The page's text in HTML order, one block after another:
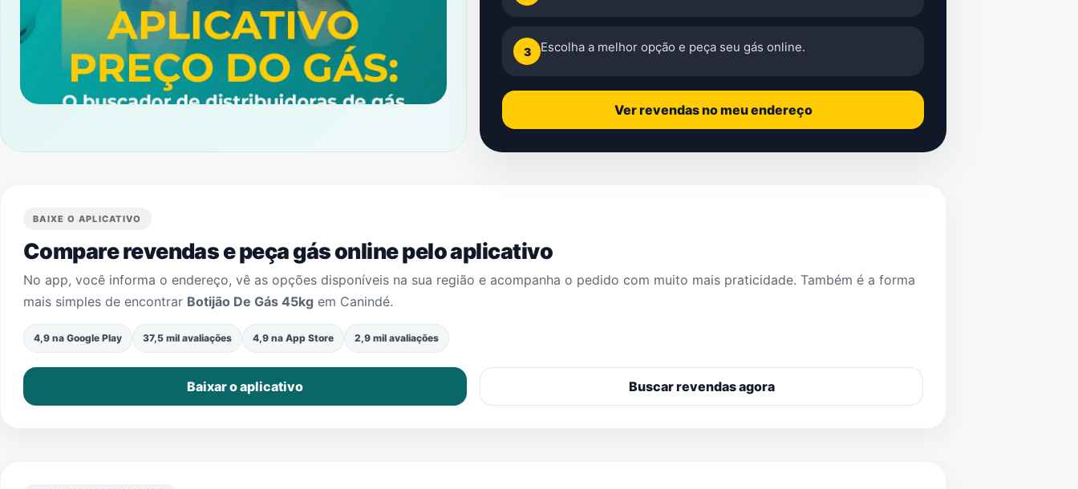
3 Escolha a melhor opção e peça seu gás online.
Ver revendas no meu endereço
BAIXE O APLICATIVO
Compare revendas e peça gás online pelo aplicativo
No app, você informa o endereço, vê as opções disponíveis na sua região e acompanha o pedido com muito mais praticidade. Também é a forma
mais simples de encontrar Botijão De Gás 45kg em Canindé.
4,9 na Google Play 37,5 mil avaliações 4,9 na App Store 2,9 mil avaliações
Baixar o aplicativo Buscar revendas agora